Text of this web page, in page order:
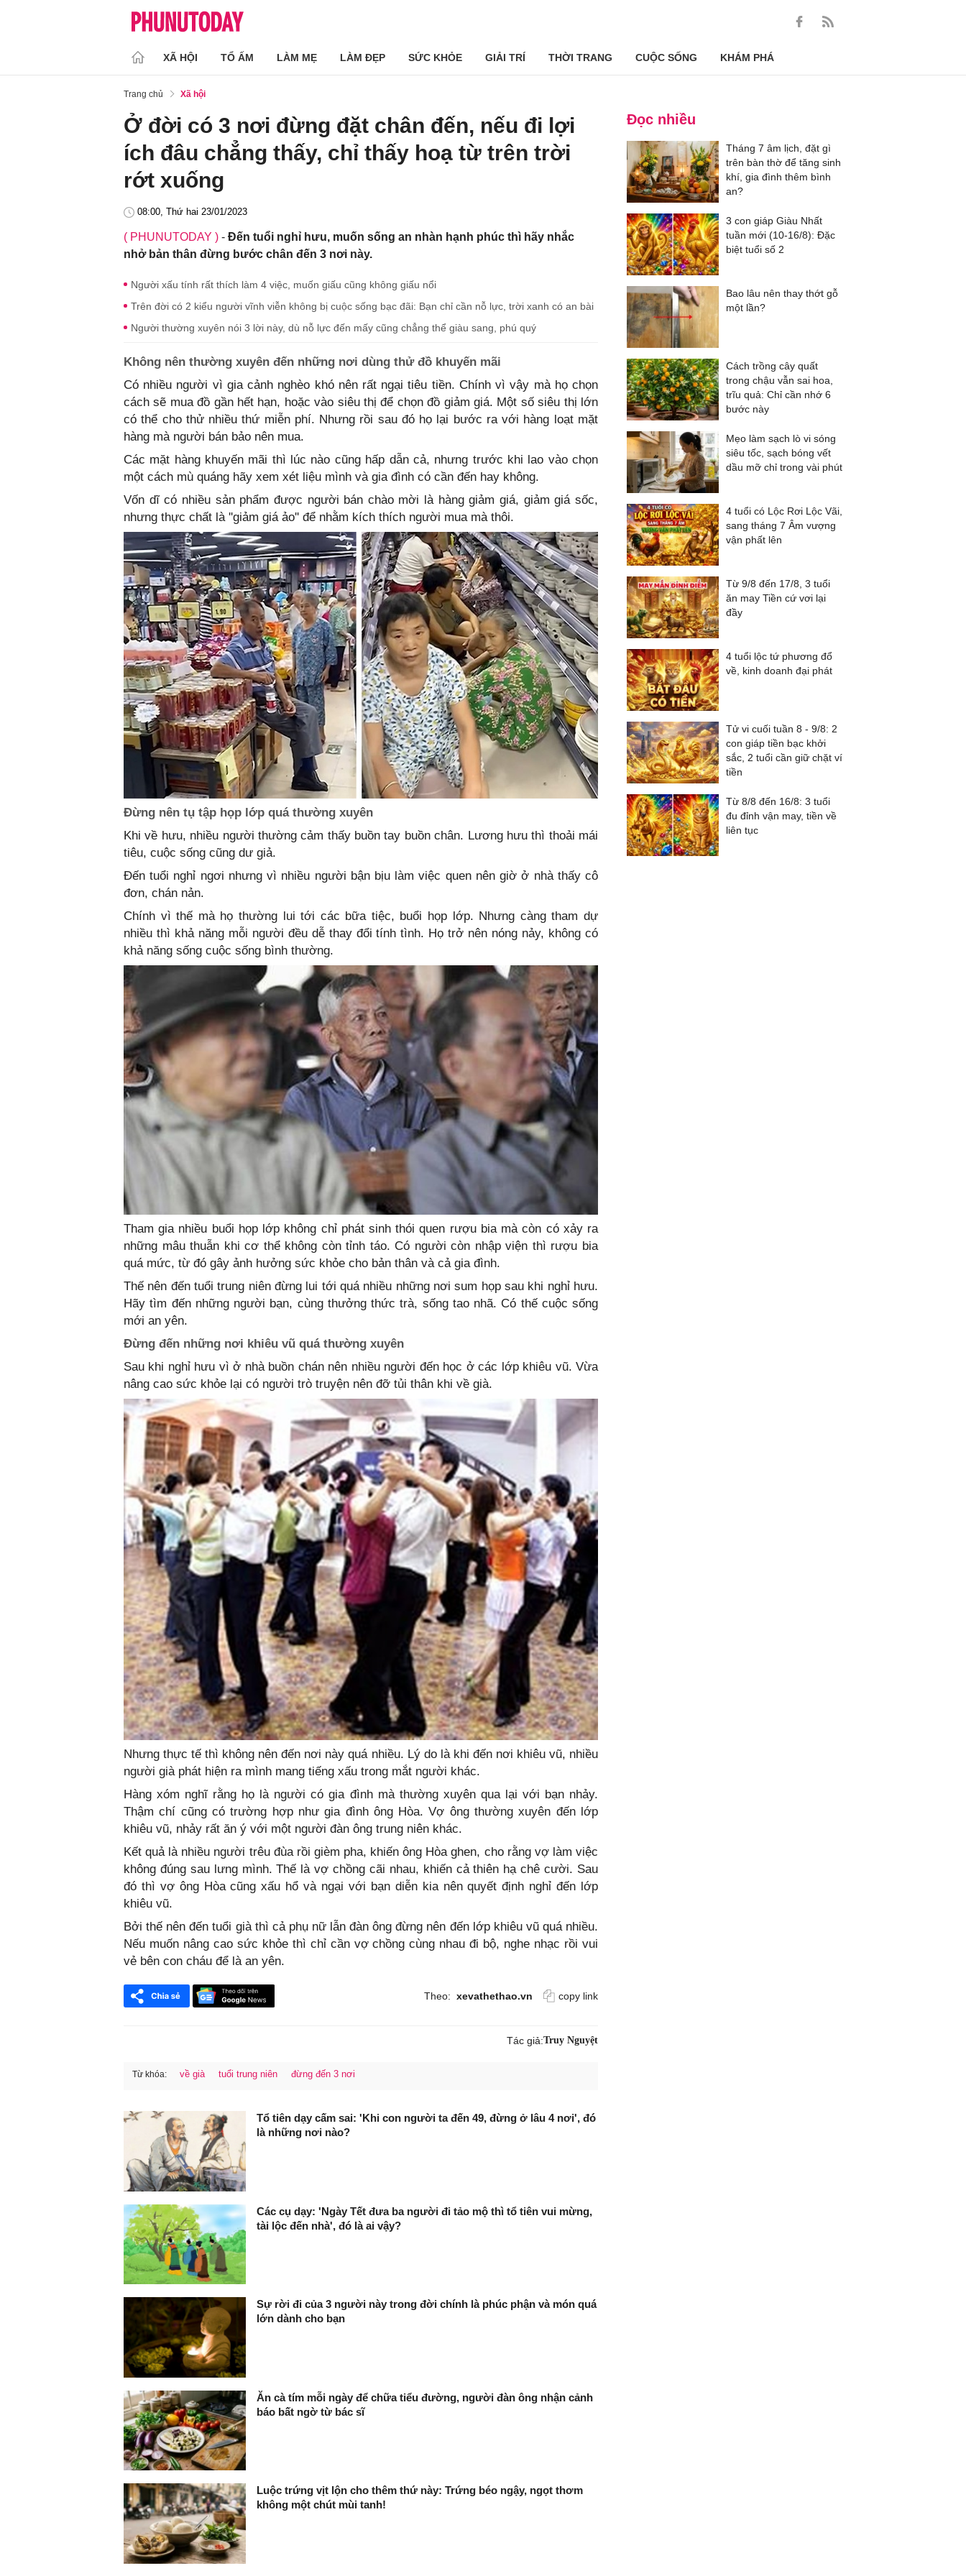
XÃ HỘI TỔ ẤM LÀM MẸ LÀM ĐẸP SỨC KHỎE GIẢI TRÍ THỜI TRANG CUỘC SỐNG KHÁM PHÁ
Trang chủ Xã hội
Ở đời có 3 nơi đừng đặt chân đến, nếu đi lợi
ích đâu chẳng thấy, chỉ thấy hoạ từ trên trời
rớt xuống
08:00, Thứ hai 23/01/2023
( PHUNUTODAY ) - Đến tuổi nghỉ hưu, muốn sống an nhàn hạnh phúc thì hãy nhắc
nhở bản thân đừng bước chân đến 3 nơi này.
Người xấu tính rất thích làm 4 việc, muốn giấu cũng không giấu nổi
Trên đời có 2 kiểu người vĩnh viễn không bị cuộc sống bạc đãi: Bạn chỉ cần nỗ lực, trời xanh có an bài
Người thường xuyên nói 3 lời này, dù nỗ lực đến mấy cũng chẳng thể giàu sang, phú quý
Không nên thường xuyên đến những nơi dùng thử đồ khuyến mãi
Có nhiều người vì gia cảnh nghèo khó nên rất ngại tiêu tiền. Chính vì vậy mà họ chọn
cách sẽ mua đồ gần hết hạn, hoặc vào siêu thị để chọn đồ giảm giá. Một số siêu thị lớn
có thể cho thử nhiều thứ miễn phí. Nhưng rồi sau đó họ lại bước ra với hàng loạt mặt
hàng mà người bán bảo nên mua.
Các mặt hàng khuyến mãi thì lúc nào cũng hấp dẫn cả, nhưng trước khi lao vào chọn
một cách mù quáng hãy xem xét liệu mình và gia đình có cần đến hay không.
Vốn dĩ có nhiều sản phẩm được người bán chào mời là hàng giảm giá, giảm giá sốc,
nhưng thực chất là ''giảm giá ảo'' để nhằm kích thích người mua mà thôi.
Đừng nên tụ tập họp lớp quá thường xuyên
Khi về hưu, nhiều người thường cảm thấy buồn tay buồn chân. Lương hưu thì thoải mái
tiêu, cuộc sống cũng dư giả.
Đến tuổi nghỉ ngơi nhưng vì nhiều người bận bịu làm việc quen nên giờ ở nhà thấy cô
đơn, chán nản.
Chính vì thế mà họ thường lui tới các bữa tiệc, buổi họp lớp. Nhưng càng tham dự
nhiều thì khả năng mỗi người đều dễ thay đổi tính tình. Họ trở nên nóng nảy, không có
khả năng sống cuộc sống bình thường.
Tham gia nhiều buổi họp lớp không chỉ phát sinh thói quen rượu bia mà còn có xảy ra
những mâu thuẫn khi cơ thể không còn tỉnh táo. Có người còn nhập viện thì rượu bia
quá mức, từ đó gây ảnh hưởng sức khỏe cho bản thân và cả gia đình.
Thế nên đến tuổi trung niên đừng lui tới quá nhiều những nơi sum họp sau khi nghỉ hưu.
Hãy tìm đến những người bạn, cùng thưởng thức trà, sống tao nhã. Có thế cuộc sống
mới an yên.
Đừng đến những nơi khiêu vũ quá thường xuyên
Sau khi nghỉ hưu vì ở nhà buồn chán nên nhiều người đến học ở các lớp khiêu vũ. Vừa
nâng cao sức khỏe lại có người trò truyện nên đỡ tủi thân khi về già.
Nhưng thực tế thì không nên đến nơi này quá nhiều. Lý do là khi đến nơi khiêu vũ, nhiều
người già phát hiện ra mình mang tiếng xấu trong mắt người khác.
Hàng xóm nghĩ rằng họ là người có gia đình mà thường xuyên qua lại với bạn nhảy.
Thậm chí cũng có trường hợp như gia đình ông Hòa. Vợ ông thường xuyên đến lớp
khiêu vũ, nhảy rất ăn ý với một người đàn ông trung niên khác.
Kết quả là nhiều người trêu đùa rồi gièm pha, khiến ông Hòa ghen, cho rằng vợ làm việc
không đúng sau lưng mình. Thế là vợ chồng cãi nhau, khiến cả thiên hạ chê cười. Sau
đó thì vợ ông Hòa cũng xấu hổ và ngại với bạn diễn kia nên quyết định nghỉ đến lớp
khiêu vũ.
Bởi thế nên đến tuổi già thì cả phụ nữ lẫn đàn ông đừng nên đến lớp khiêu vũ quá nhiều.
Nếu muốn nâng cao sức khỏe thì chỉ cần vợ chồng cùng nhau đi bộ, nghe nhạc rồi vui
vẻ bên con cháu để là an yên.
Theo: xevathethao.vn copy link
Tác giả:Truy Nguyệt
Từ khóa: về già tuổi trung niên đừng đến 3 nơi
Tổ tiên dạy cấm sai: 'Khi con người ta đến 49, đừng ở lâu 4 nơi', đó
là những nơi nào?
Các cụ dạy: 'Ngày Tết đưa ba người đi tảo mộ thì tổ tiên vui mừng,
tài lộc đến nhà', đó là ai vậy?
Sự rời đi của 3 người này trong đời chính là phúc phận và món quá
lớn dành cho bạn
Ăn cà tím mỗi ngày để chữa tiểu đường, người đàn ông nhận cảnh
báo bất ngờ từ bác sĩ
Luộc trứng vịt lộn cho thêm thứ này: Trứng béo ngậy, ngọt thơm
không một chút mùi tanh!
Đọc nhiều
Tháng 7 âm lịch, đặt gì
trên bàn thờ để tăng sinh
khí, gia đình thêm bình
an?
3 con giáp Giàu Nhất
tuần mới (10-16/8): Đặc
biệt tuổi số 2
Bao lâu nên thay thớt gỗ
một lần?
Cách trồng cây quất
trong chậu vẫn sai hoa,
trĩu quả: Chỉ cần nhớ 6
bước này
Mẹo làm sạch lò vi sóng
siêu tốc, sạch bóng vết
dầu mỡ chỉ trong vài phút
4 tuổi có Lộc Rơi Lộc Vãi,
sang tháng 7 Âm vượng
vận phất lên
Từ 9/8 đến 17/8, 3 tuổi
ăn may Tiền cứ vơi lại
đầy
4 tuổi lộc tứ phương đổ
về, kinh doanh đại phát
Tử vi cuối tuần 8 - 9/8: 2
con giáp tiền bạc khởi
sắc, 2 tuổi cần giữ chặt ví
tiền
Từ 8/8 đến 16/8: 3 tuổi
đu đỉnh vận may, tiền về
liên tục